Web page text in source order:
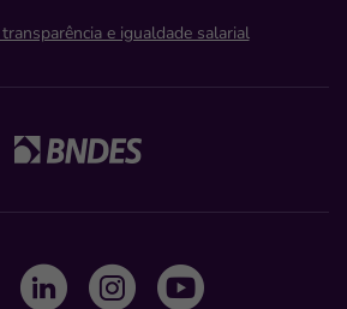
e igualdade salarial